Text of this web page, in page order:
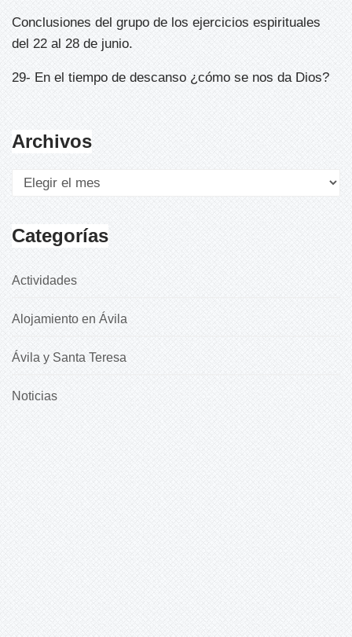
Conclusiones del grupo de los ejercicios espirituales
del 22 al 28 de junio.
29- En el tiempo de descanso ¿cómo se nos da Dios?
Archivos
Categorías
Actividades
Alojamiento en Ávila
Ávila y Santa Teresa
Noticias